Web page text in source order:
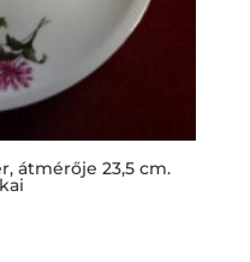
átmérője 23,5 cm.